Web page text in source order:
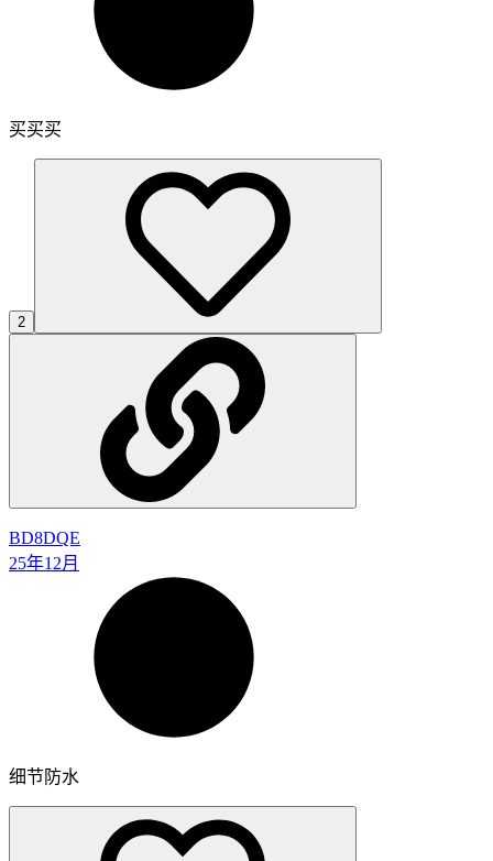
买买买
2
BD8DQE
25年12月
细节防水